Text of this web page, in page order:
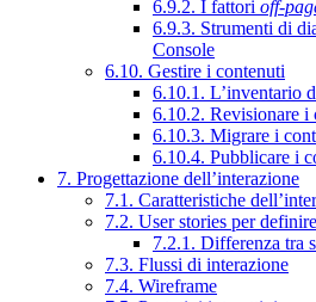
6.9.2. I fattori off-
6.9.3. Strumenti di
Console
6.10. Gestire i contenuti
6.10.1. L’inventario
6.10.2. Revisionare i
6.10.3. Migrare i
6.10.4. Pubblicare i
7. Progettazione dell’interazione
7.1. Caratteristiche
7.2. User stories per
7.2.1. Differenza tra
7.3. Flussi di interazione
7.4. Wireframe